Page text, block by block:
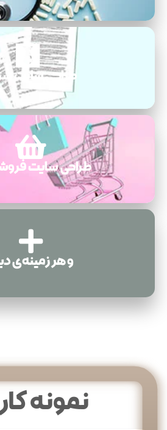
طراحی سایت
طراحی سایت
و هر زمینه‌ی
نمونه